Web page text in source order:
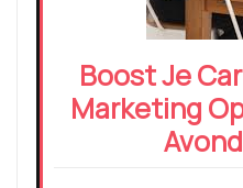
Boost Je
Marketing